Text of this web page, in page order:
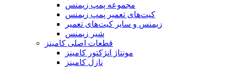
مجموعه پمپ زیمنس
کیت‌های تعمیر پمپ زیمنس
زیمنس و سایر کیت‌های تعمیر
شیر زیمنس
قطعات اصلی کامینز
مونتاژ انژکتور کامینز
نازل کامینز